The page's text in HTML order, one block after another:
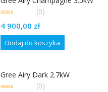
out
(0)
4 900,00 zł
Dodaj do koszyka
Gree Airy Dark 2.7kW
(0)